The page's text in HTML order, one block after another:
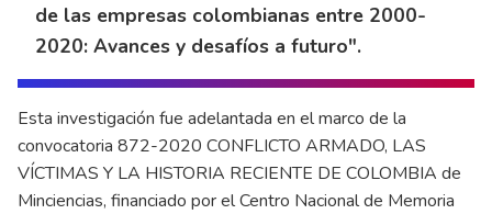
de las empresas colombianas entre 2000-
2020: Avances y desafíos a futuro".
Esta investigación fue adelantada en el marco de la
convocatoria 872-2020 CONFLICTO ARMADO, LAS
VÍCTIMAS Y LA HISTORIA RECIENTE DE COLOMBIA de
Minciencias, financiado por el Centro Nacional de Memoria